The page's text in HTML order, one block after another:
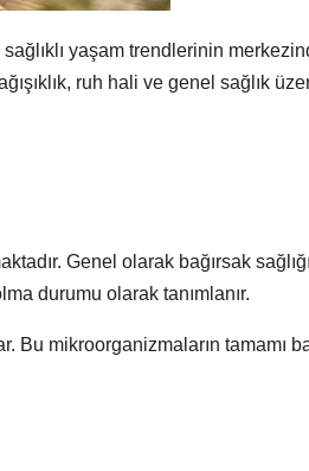
yaşam trendlerinin
ruh hali ve genel sağlık
Genel olarak bağırsak
durumu olarak tanımlanır.
Bu mikroorganizmaların tamamı